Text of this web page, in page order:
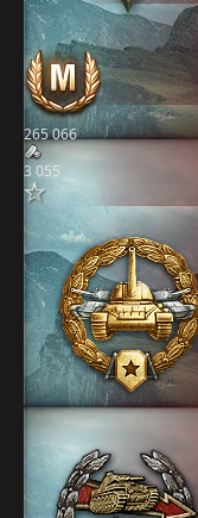
265 066
3 055